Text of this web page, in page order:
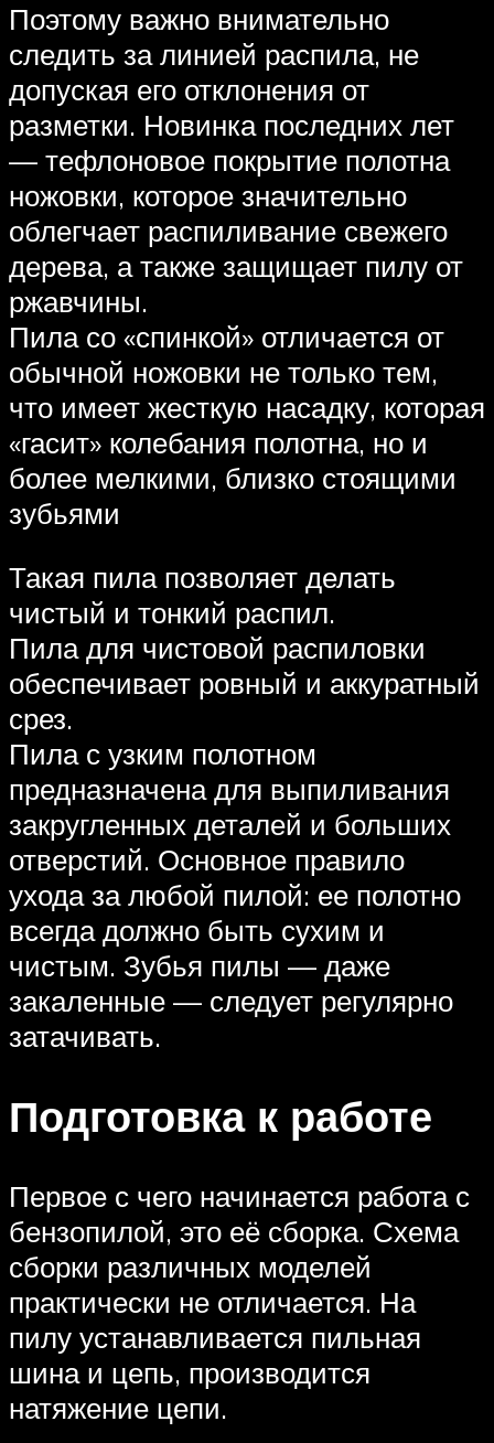
Поэтому важно внимательно
следить за линией распила, не
допуская его отклонения от
разметки. Новинка последних лет
— тефлоновое покрытие полотна
ножовки, которое значительно
облегчает распиливание свежего
дерева, а также защищает пилу от
ржавчины.
Пила со «спинкой» отличается от
обычной ножовки не только тем,
что имеет жесткую насадку, которая
«гасит» колебания полотна, но и
более мелкими, близко стоящими
зубьями
Такая пила позволяет делать
чистый и тонкий распил.
Пила для чистовой распиловки
обеспечивает ровный и аккуратный
срез.
Пила с узким полотном
предназначена для выпиливания
закругленных деталей и больших
отверстий. Основное правило
ухода за любой пилой: ее полотно
всегда должно быть сухим и
чистым. Зубья пилы — даже
закаленные — следует регулярно
затачивать.
Подготовка к работе
Первое с чего начинается работа с
бензопилой, это её сборка. Схема
сборки различных моделей
практически не отличается. На
пилу устанавливается пильная
шина и цепь, производится
натяжение цепи.